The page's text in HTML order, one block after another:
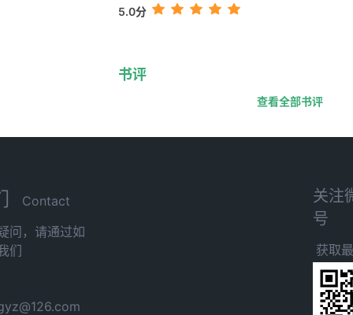
5.0分
书评
查看全部书评
Contact
问，请通过如
们
关注
号
获取